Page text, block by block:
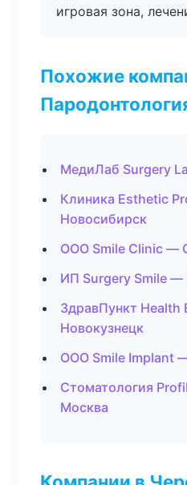
игровая зона,
Похожие
МедиЛаб Surgery
Клиника Esthetic
Новосибирск
ООО Smile Clinic —
ИП Surgery Smile —
ЗдравПункт
Новокузнецк
ООО Smile Implant
Стоматология
Москва